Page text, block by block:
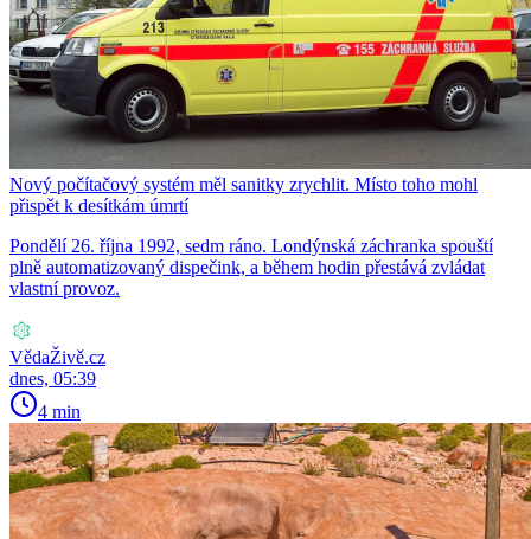
Nový počítačový systém měl sanitky zrychlit. Místo toho mohl
přispět k desítkám úmrtí
Pondělí 26. října 1992, sedm ráno. Londýnská záchranka spouští
plně automatizovaný dispečink, a během hodin přestává zvládat
vlastní provoz.
VědaŽivě.cz
dnes, 05:39
4 min